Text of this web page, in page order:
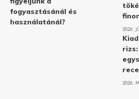
fogyasztásánál és
használatánál?
2026.
2026.